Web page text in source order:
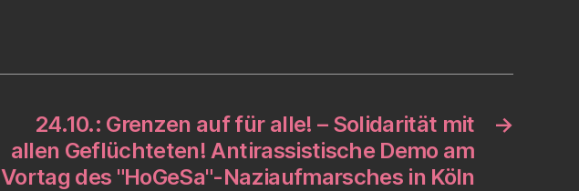
→
24.10.: Grenzen auf für alle! – Solidarität mit
allen Geflüchteten! Antirassistische Demo am
Vortag des "HoGeSa"-Naziaufmarsches in Köln